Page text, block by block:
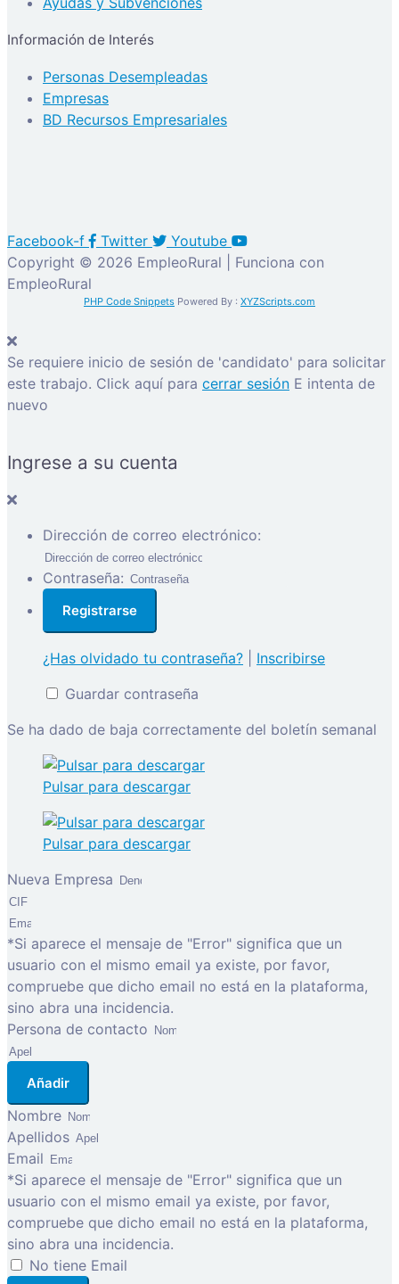
Información de Interés
Personas Desempleadas
Empresas
BD Recursos Empresariales
Facebook-f Twitter
Youtube
Copyright © 2026 EmpleoRural | Funciona con
EmpleoRural
PHP Code Snippets Powered By : XYZScripts.com
Se requiere inicio de sesión de 'candidato' para solicitar
este trabajo. Click aquí para cerrar sesión E intenta de
nuevo
Ingrese a su cuenta
Dirección de correo electrónico:
Contraseña:
¿Has olvidado tu contraseña?
Inscribirse
Guardar contraseña
Se ha dado de baja correctamente del boletín semanal
Pulsar para descargar
Pulsar para descargar
Nueva Empresa
*Si aparece el mensaje de "Error" significa que un
usuario con el mismo email ya existe, por favor,
compruebe que dicho email no está en la plataforma,
sino abra una incidencia.
Persona de contacto
Añadir
Nombre
Apellidos
Email
*Si aparece el mensaje de "Error" significa que un
usuario con el mismo email ya existe, por favor,
compruebe que dicho email no está en la plataforma,
sino abra una incidencia.
No tiene Email